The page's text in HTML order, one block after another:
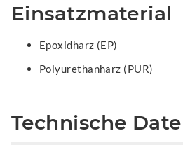
Einsatzmaterial
Epoxidharz (EP)
Polyurethanharz (PUR)
Technische